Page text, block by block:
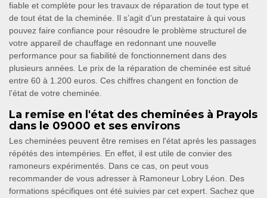
fiable et complète pour les travaux de réparation de tout type et
de tout état de la cheminée. Il s’agit d’un prestataire à qui vous
pouvez faire confiance pour résoudre le problème structurel de
votre appareil de chauffage en redonnant une nouvelle
performance pour sa fiabilité de fonctionnement dans des
plusieurs années. Le prix de la réparation de cheminée est situé
entre 60 à 1.200 euros. Ces chiffres changent en fonction de
l’état de votre cheminée.
La remise en l'état des cheminées à Prayols
dans le 09000 et ses environs
Les cheminées peuvent être remises en l'état après les passages
répétés des intempéries. En effet, il est utile de convier des
ramoneurs expérimentés. Dans ce cas, on peut vous
recommander de vous adresser à Ramoneur Lobry Léon. Des
formations spécifiques ont été suivies par cet expert. Sachez que